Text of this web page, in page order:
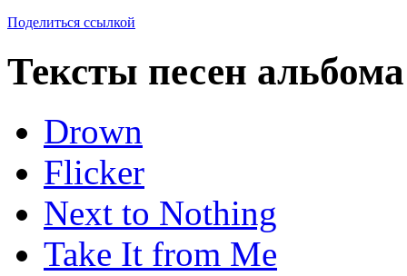
Поделиться ссылкой
Тексты песен
Drown
Flicker
Next to Nothing
Take It from Me